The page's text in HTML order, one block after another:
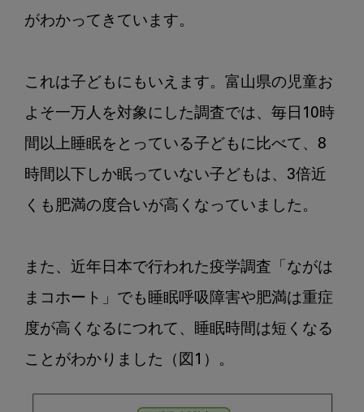
吸
療
た
め
睡
眠
講
座
第
10
回：
眠
がわかってきています。
これは子どもにもいえます。富山県の児童お
よそ一万人を対象にした調査では、毎日10時
間以上睡眠をとっている子どもに比べて、8
時間以下しか眠っていない子どもは、3倍近
くも肥満の度合いが高くなっていました。
また、近年日本で行われた疫学調査「ながは
まコホート」でも睡眠呼吸障害や肥満は重症
度が高くなるにつれて、睡眠時間は短くなる